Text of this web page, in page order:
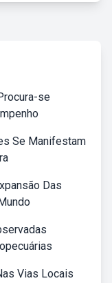
se
Se Manifestam
Das
Vias Locais